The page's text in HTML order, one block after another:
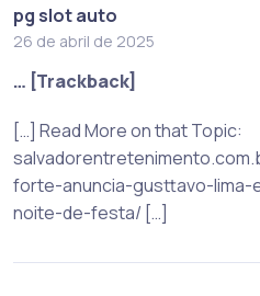
pg slot auto
26 de abril de 2025
… [Trackback]
[…] Read More on that Topic:
forte-anuncia-gusttavo-lima-
noite-de-festa/ […]